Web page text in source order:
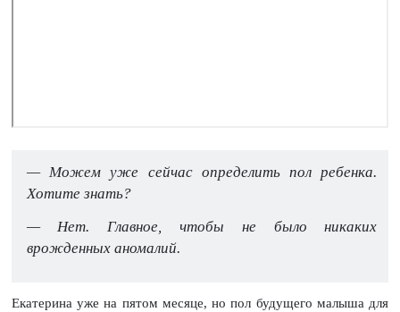
— Можем уже сейчас определить пол ребенка.
Хотите знать?
— Нет. Главное, чтобы не было никаких
врожденных аномалий.
Екатерина уже на пятом месяце, но пол будущего малыша для